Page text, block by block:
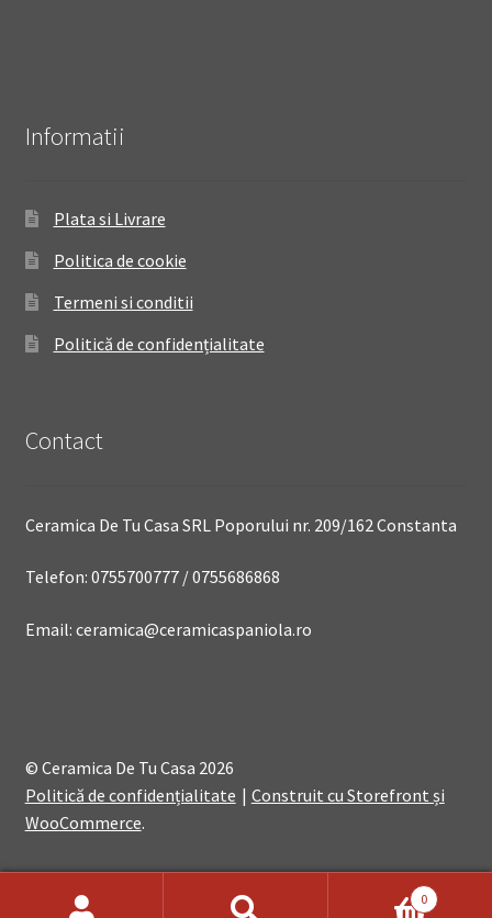
Informatii
Plata si Livrare
Politica de cookie
Termeni si conditii
Politică de confidențialitate
Contact
Ceramica De Tu Casa SRL Poporului nr. 209/162 Constanta
Telefon: 0755700777 / 0755686868
Email: ceramica@ceramicaspaniola.ro
© Ceramica De Tu Casa 2026
Politică de confidențialitate
Construit cu Storefront și
WooCommerce.
0